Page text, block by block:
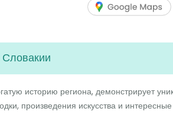
историю региона, демонстрирует
произведения искусства и